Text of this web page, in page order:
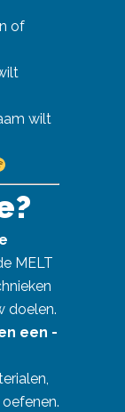
of
wilt
MELT
doelen.
een -